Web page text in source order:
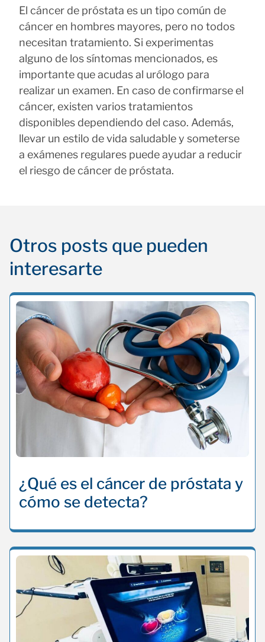
El cáncer de próstata es un tipo común de
cáncer en hombres mayores, pero no todos
necesitan tratamiento. Si experimentas
alguno de los síntomas mencionados, es
importante que acudas al urólogo para
realizar un examen. En caso de confirmarse el
cáncer, existen varios tratamientos
disponibles dependiendo del caso. Además,
llevar un estilo de vida saludable y someterse
a exámenes regulares puede ayudar a reducir
el riesgo de cáncer de próstata.
Otros posts que pueden
interesarte
¿Qué es el cáncer de próstata y
cómo se detecta?